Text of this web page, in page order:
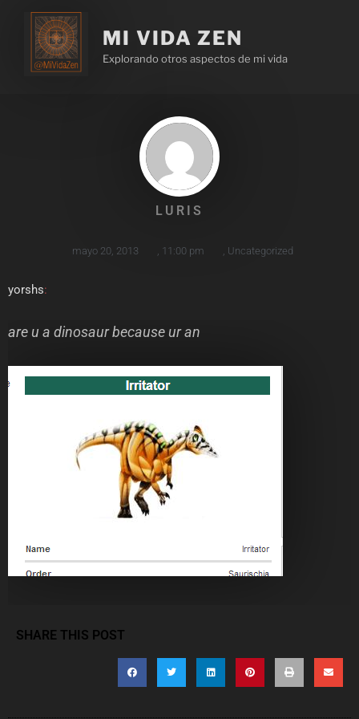
MI VIDA ZEN
Explorando otros aspectos de mi vida
LURIS
mayo 20, 2013 11:00 pm Uncategorized
yorshs:
are u a dinosaur because ur an
SHARE THIS POST